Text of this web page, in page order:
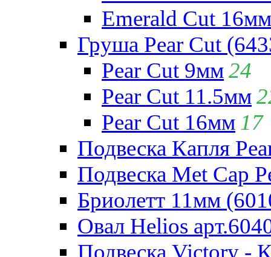
Emerald Cut 16мм
Груша Pear Cut
Pear Cut 9мм24
Pear Cut 11.5мм
Pear Cut 16мм 17
Подвеска Капля
Подвеска Met Cap
Бриолетт 11мм
Овал Helios
Подвеска Victory -